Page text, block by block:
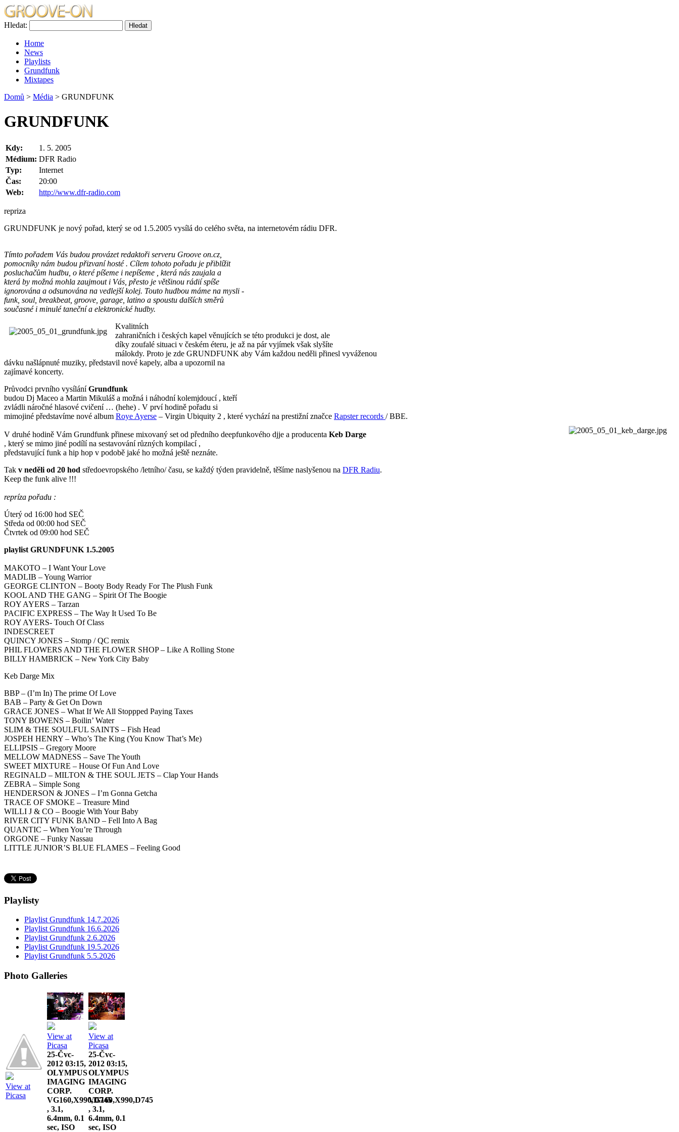
Hledat:
Home
News
Playlists
Grundfunk
Mixtapes
Domů > Média > GRUNDFUNK
GRUNDFUNK
Kdy:
1. 5. 2005
Médium: DFR Radio
Typ:
Internet
Čas:
20:00
Web:
http://www.dfr-radio.com
repriza
GRUNDFUNK je nový pořad, který se od 1.5.2005 vysílá do celého světa, na internetovém rádiu DFR.
Tímto pořadem Vás budou provázet redaktoři serveru Groove on.cz,
pomocníky nám budou přizvaní hosté . Cílem tohoto pořadu je přiblížit
posluchačům hudbu, o které píšeme i nepíšeme , která nás zaujala a
která by možná mohla zaujmout i Vás, přesto je většinou rádií spíše
ignorována a odsunována na vedlejší kolej. Touto hudbou máme na mysli -
funk, soul, breakbeat, groove, garage, latino a spoustu dalších směrů
současné i minulé taneční a elektronické hudby.
Kvalitních
zahraničních i českých kapel věnujících se této produkci je dost, ale
díky zoufalé situaci v českém éteru, je až na pár vyjímek však slyšíte
málokdy. Proto je zde GRUNDFUNK aby Vám každou neděli přinesl vyváženou
dávku našlápnuté muziky, představil nové kapely, alba a upozornil na
zajímavé koncerty.
Průvodci prvního vysíláníGrundfunk
budou Dj Maceo a Martin Mikuláš a možná i náhodní kolemjdoucí , kteří
zvládli náročné hlasové cvičení … (hehe) . V prví hodině pořadu si
mimojiné představíme nové album Roye Ayerse – Virgin Ubiquity 2 , které vychází na prestižní značce Rapster records / BBE.
V druhé hodině Vám Grundfunk přinese mixovaný set od předního deepfunkového djje a producenta Keb Darge
, který se mimo jiné podílí na sestavování různých kompilací ,
představující funk a hip hop v podobě jaké ho možná ještě neznáte.
Tak v neděli od 20 hod středoevropského /letního/ času, se každý týden pravidelně, těšíme naslyšenou na DFR Radiu.
Keep the funk alive !!!
repríza pořadu :
Úterý od 16:00 hod SEČ
Středa od 00:00 hod SEČ
Čtvrtek od 09:00 hod SEČ
playlist GRUNDFUNK 1.5.2005
MAKOTO – I Want Your Love
MADLIB – Young Warrior
GEORGE CLINTON – Booty Body Ready For The Plush Funk
KOOL AND THE GANG – Spirit Of The Boogie
ROY AYERS – Tarzan
PACIFIC EXPRESS – The Way It Used To Be
ROY AYERS- Touch Of Class
INDESCREET
QUINCY JONES – Stomp / QC remix
PHIL FLOWERS AND THE FLOWER SHOP – Like A Rolling Stone
BILLY HAMBRICK – New York City Baby
Keb Darge Mix
BBP – (I’m In) The prime Of Love
BAB – Party & Get On Down
GRACE JONES – What If We All Stoppped Paying Taxes
TONY BOWENS – Boilin’ Water
SLIM & THE SOULFUL SAINTS – Fish Head
JOSPEH HENRY – Who’s The King (You Know That’s Me)
ELLIPSIS – Gregory Moore
MELLOW MADNESS – Save The Youth
SWEET MIXTURE – House Of Fun And Love
REGINALD – MILTON & THE SOUL JETS – Clap Your Hands
ZEBRA – Simple Song
HENDERSON & JONES – I’m Gonna Getcha
TRACE OF SMOKE – Treasure Mind
WILLI J & CO – Boogie With Your Baby
RIVER CITY FUNK BAND – Fell Into A Bag
QUANTIC – When You’re Through
ORGONE – Funky Nassau
LITTLE JUNIOR’S BLUE FLAMES – Feeling Good
Playlisty
Playlist Grundfunk 14.7.2026
Playlist Grundfunk 16.6.2026
Playlist Grundfunk 2.6.2026
Playlist Grundfunk 19.5.2026
Playlist Grundfunk 5.5.2026
Photo Galleries
View at
Picasa
View at
Picasa
25-Čvc-
2012 03:15,
OLYMPUS
IMAGING
CORP.
VG160,X990,D745
, 3.1,
6.4mm, 0.1
sec, ISO
View at
Picasa
25-Čvc-
2012 03:15,
OLYMPUS
IMAGING
CORP.
VG160,X990,D745
, 3.1,
6.4mm, 0.1
sec, ISO